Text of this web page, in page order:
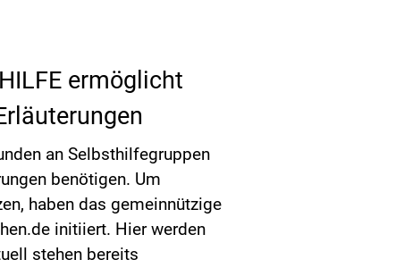
ermöglicht
an Selbsthilfegruppen
benötigen. Um
haben das gemeinnützige
initiiert. Hier werden
stehen bereits